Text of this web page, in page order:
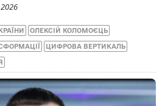
ОЛЕКСІЙ КОЛОМОЄЦЬ
ЦИФРОВА ВЕРТИКАЛЬ